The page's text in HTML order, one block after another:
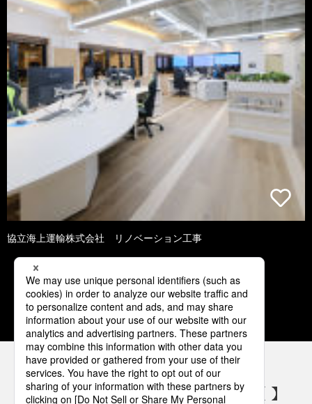
協立海上運輸株式会社 リノベーション工事
4 5 6 7 8
パナソニックの電気設備 SNSアカウント